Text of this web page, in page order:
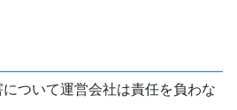
ついて運営会社は責任を負わな